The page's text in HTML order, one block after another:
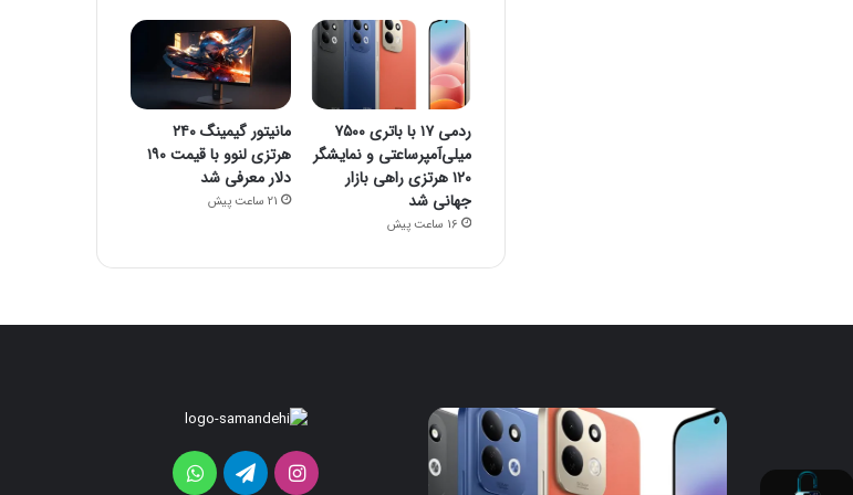
ردمی ۱۷ با باتری ۷۵۰۰
میلی‌آمپرساعتی و نمایشگر
۱۲۰ هرتزی راهی بازار
جهانی شد
16 ساعت پیش
مانیتور گیمینگ ۲۴۰
هرتزی لنوو با قیمت ۱۹۰
دلار معرفی شد
21 ساعت پیش
مانیتور
گیمینگ
هرتزی
اینستاگرامتلگرام واتس